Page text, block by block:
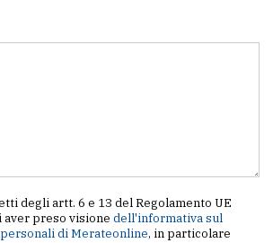
degli artt. 6 e 13 del Regolamento UE
preso visione dell'informativa sul
di Merateonline, in particolare